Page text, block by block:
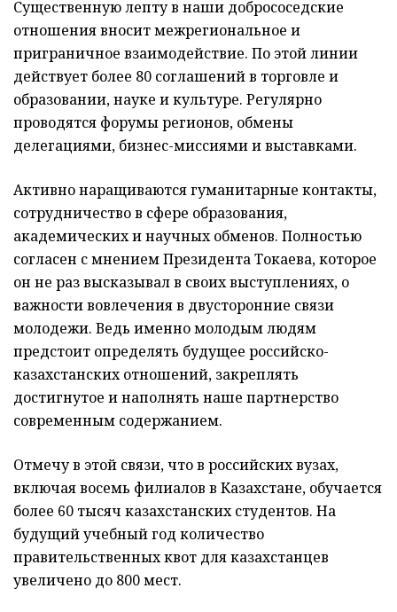
Существенную лепту в наши добрососедские
отношения вносит межрегиональное и
приграничное взаимодействие. По этой линии
действует более 80 соглашений в торговле и
образовании, науке и культуре. Регулярно
проводятся форумы регионов, обмены
делегациями, бизнес-миссиями и выставками.
Активно наращиваются гуманитарные контакты,
сотрудничество в сфере образования,
академических и научных обменов. Полностью
согласен с мнением Президента Токаева, которое
он не раз высказывал в своих выступ­лениях, о
важности вовлечения в двусторонние связи
молодежи. Ведь именно молодым людям
предстоит определять будущее российско-
казахстанских отношений, закреплять
достигнутое и наполнять наше партнерство
современным содержанием.
Отмечу в этой связи, что в российских вузах,
включая восемь филиалов в Казахстане, обучается
более 60 тысяч казахстанских студентов. На
будущий учебный год количество
правительственных квот для казахстанцев
увеличено до 800 мест.